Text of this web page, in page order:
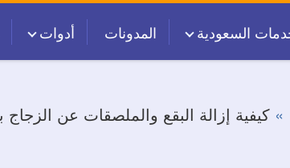
السعودية المدونات أدوات
كيفية إزالة البقع والملصقات عن الزجاج